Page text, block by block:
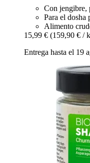
Con jengibre,
Para el dosha
Alimento
15,99 € (159,90 € /
Entrega hasta el 19